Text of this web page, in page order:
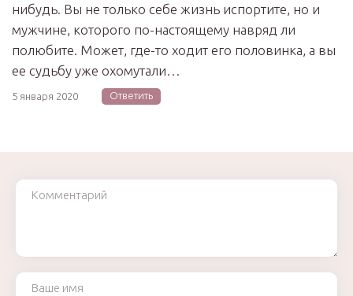
нибудь. Вы не только себе жизнь испортите, но и
мужчине, которого по-настоящему навряд ли
полюбите. Может, где-то ходит его половинка, а вы
ее судьбу уже охомутали…
5 января 2020 Ответить
Комментарий
Ваше имя